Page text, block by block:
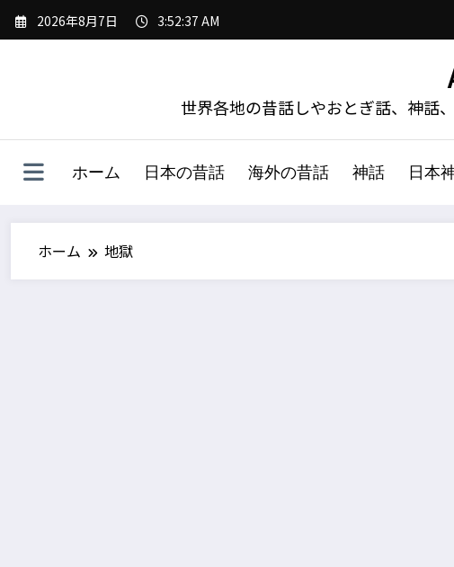
ス
2026年8月7日 3:52:38 AM
世界各地の昔話しやおとぎ話、神話
ホーム 日本の昔話 海外の昔話 神話 日本
ホーム 地獄